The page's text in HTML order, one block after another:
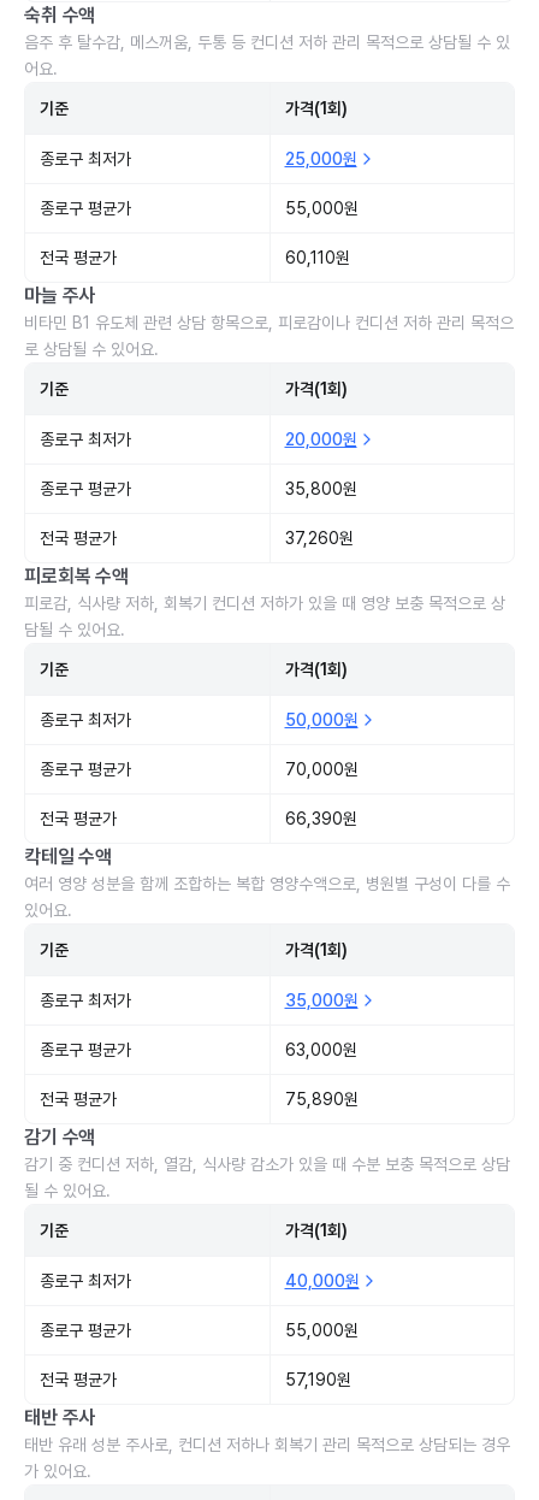
숙취 수액
음주 후 탈수감, 메스꺼움, 두통 등 컨디션 저하 관리 목적으로 상담될 수 있
어요.
기준 가격(1회)
종로구 최저가 25,000원
종로구 평균가 55,000원
전국 평균가 60,110원
마늘 주사
비타민 B1 유도체 관련 상담 항목으로, 피로감이나 컨디션 저하 관리 목적으
로 상담될 수 있어요.
기준 가격(1회)
종로구 최저가 20,000원
종로구 평균가 35,800원
전국 평균가 37,260원
피로회복 수액
피로감, 식사량 저하, 회복기 컨디션 저하가 있을 때 영양 보충 목적으로 상
담될 수 있어요.
기준 가격(1회)
종로구 최저가 50,000원
종로구 평균가 70,000원
전국 평균가 66,390원
칵테일 수액
여러 영양 성분을 함께 조합하는 복합 영양수액으로, 병원별 구성이 다를 수
있어요.
기준 가격(1회)
종로구 최저가 35,000원
종로구 평균가 63,000원
전국 평균가 75,890원
감기 수액
감기 중 컨디션 저하, 열감, 식사량 감소가 있을 때 수분 보충 목적으로 상담
될 수 있어요.
기준 가격(1회)
종로구 최저가 40,000원
종로구 평균가 55,000원
전국 평균가 57,190원
태반 주사
태반 유래 성분 주사로, 컨디션 저하나 회복기 관리 목적으로 상담되는 경우
가 있어요.